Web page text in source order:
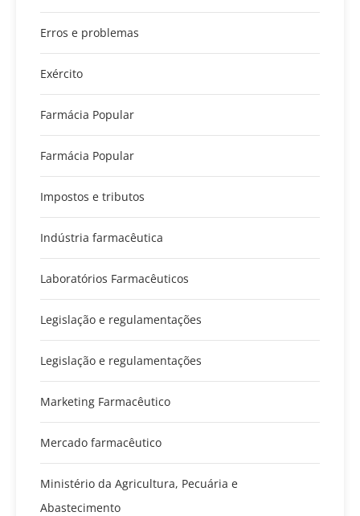
Erros e problemas
Exército
Farmácia Popular
Farmácia Popular
Impostos e tributos
Indústria farmacêutica
Laboratórios Farmacêuticos
Legislação e regulamentações
Legislação e regulamentações
Marketing Farmacêutico
Mercado farmacêutico
Ministério da Agricultura, Pecuária e
Abastecimento